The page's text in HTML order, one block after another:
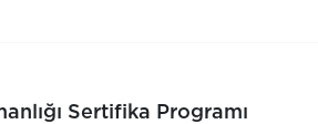
Sertifika Programı